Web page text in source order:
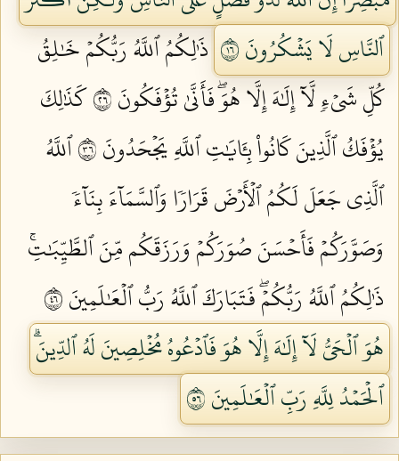
ٱلنَّاسِ لَا يَشۡكُرُونَ ٦١
ذَٰلِكُمُ ٱللَّهُ رَبُّكُمۡ خَٰلِقُ
كُلِّ شَيۡءٖ لَّآ إِلَٰهَ إِلَّا هُوَۖ فَأَنَّىٰ تُؤۡفَكُونَ ٦٢
كَذَٰلِكَ
يُؤۡفَكُ ٱلَّذِينَ كَانُواْ بِـَٔايَٰتِ ٱللَّهِ يَجۡحَدُونَ ٦٣
ٱللَّهُ
ٱلَّذِي جَعَلَ لَكُمُ ٱلۡأَرۡضَ قَرَارٗا وَٱلسَّمَآءَ بِنَآءٗ
وَصَوَّرَكُمۡ فَأَحۡسَنَ صُوَرَكُمۡ وَرَزَقَكُم مِّنَ ٱلطَّيِّبَٰتِۚ
ذَٰلِكُمُ ٱللَّهُ رَبُّكُمۡۖ فَتَبَارَكَ ٱللَّهُ رَبُّ ٱلۡعَٰلَمِينَ ٦٤
هُوَ ٱلۡحَيُّ لَآ إِلَٰهَ إِلَّا هُوَ فَٱدۡعُوهُ مُخۡلِصِينَ لَهُ ٱلدِّينَۗ
ٱلۡحَمۡدُ لِلَّهِ رَبِّ ٱلۡعَٰلَمِينَ ٦٥